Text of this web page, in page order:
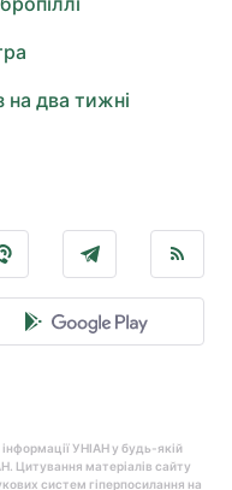
на два тижні
УНІАН у будь-якій
Цитування матеріалів сайту
систем гіперпосилання на